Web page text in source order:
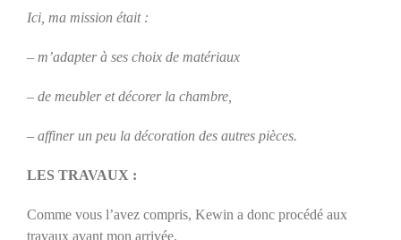
Ici, ma mission était :
– m’adapter à ses choix de matériaux
– de meubler et décorer la chambre,
– affiner un peu la décoration des autres pièces.
LES TRAVAUX :
Comme vous l’avez compris, Kewin a donc procédé aux
travaux avant mon arrivée.